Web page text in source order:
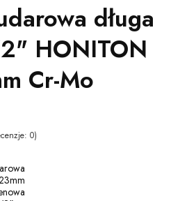
długa
HONITON
Cr-Mo
0)